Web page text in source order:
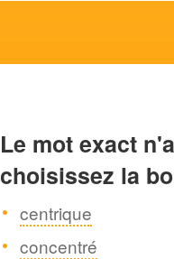
Le mot exact
choisissez la
centrique
concentré